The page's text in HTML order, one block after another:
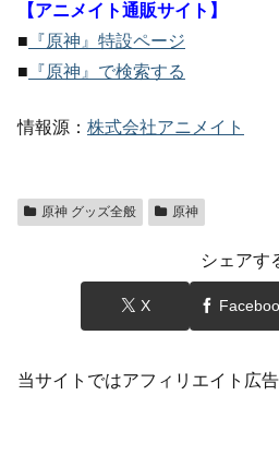
【アニメイト通販サイト】
■ 『原神』特設ページ
■ 『原神』で検索する
情報源： 株式会社アニメイト
原神 グッズ全般 原神
シェアす
X
当サイトではアフィリエイト広